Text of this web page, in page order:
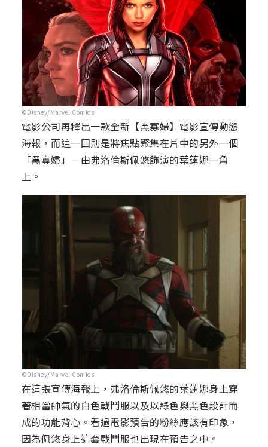
©Disney/Marvel Comics
電影公司再釋出一款全新【黑寡婦】電影宣傳動態
海報，而這一回則是將焦點聚集在片中的另外一個
「黑寡婦」－由弗洛倫斯佩悠飾演的葉蓮娜一角
上。
©Disney/Marvel Comics
在這張宣傳海報上，弗洛倫斯佩悠的葉蓮娜身上穿
著相當帥氣的白色戰鬥服以及以綠色與黑色設計而
成的功能背心。看過電影預告的粉絲應該有印象，
因為佩悠身上這套戰鬥服也出現在預告之中。